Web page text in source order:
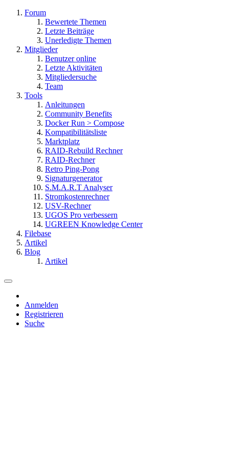
Forum
Bewertete Themen
Letzte Beiträge
Unerledigte Themen
Mitglieder
Benutzer online
Letzte Aktivitäten
Mitgliedersuche
Team
Tools
Anleitungen
Community Benefits
Docker Run > Compose
Kompatibilitätsliste
Marktplatz
RAID-Rebuild Rechner
RAID-Rechner
Retro Ping-Pong
Signaturgenerator
S.M.A.R.T Analyser
Stromkostenrechner
USV-Rechner
UGOS Pro verbessern
UGREEN Knowledge Center
Filebase
Artikel
Blog
Artikel
Anmelden
Registrieren
Suche